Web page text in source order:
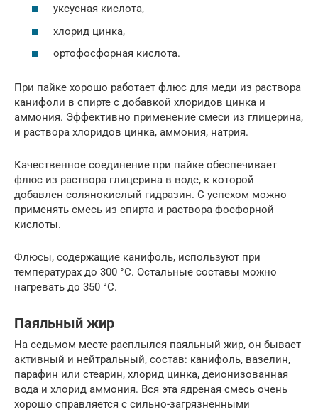
уксусная кислота,
хлорид цинка,
ортофосфорная кислота.
При пайке хорошо работает флюс для меди из раствора
канифоли в спирте с добавкой хлоридов цинка и
аммония. Эффективно применение смеси из глицерина,
и раствора хлоридов цинка, аммония, натрия.
Качественное соединение при пайке обеспечивает
флюс из раствора глицерина в воде, к которой
добавлен солянокислый гидразин. С успехом можно
применять смесь из спирта и раствора фосфорной
кислоты.
Флюсы, содержащие канифоль, используют при
температурах до 300 °С. Остальные составы можно
нагревать до 350 °С.
Паяльный жир
На седьмом месте расплылся паяльный жир, он бывает
активный и нейтральный, состав: канифоль, вазелин,
парафин или стеарин, хлорид цинка, деионизованная
вода и хлорид аммония. Вся эта ядреная смесь очень
хорошо справляется с сильно-загрязненными